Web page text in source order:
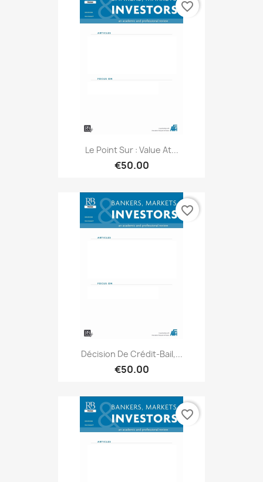
Le Point Sur : Value At...
€50.00
favorite_border
Décision De Crédit-Bail,...
€50.00
favorite_border
favorite_border